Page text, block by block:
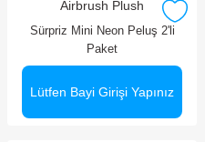
Airbrush Plush
Sürpriz Mini Neon Peluş 2'li
Paket
Lütfen Bayi Girişi Yapınız